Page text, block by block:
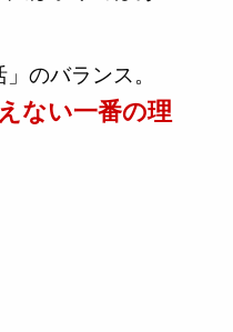
のバランス。
ない一番の理